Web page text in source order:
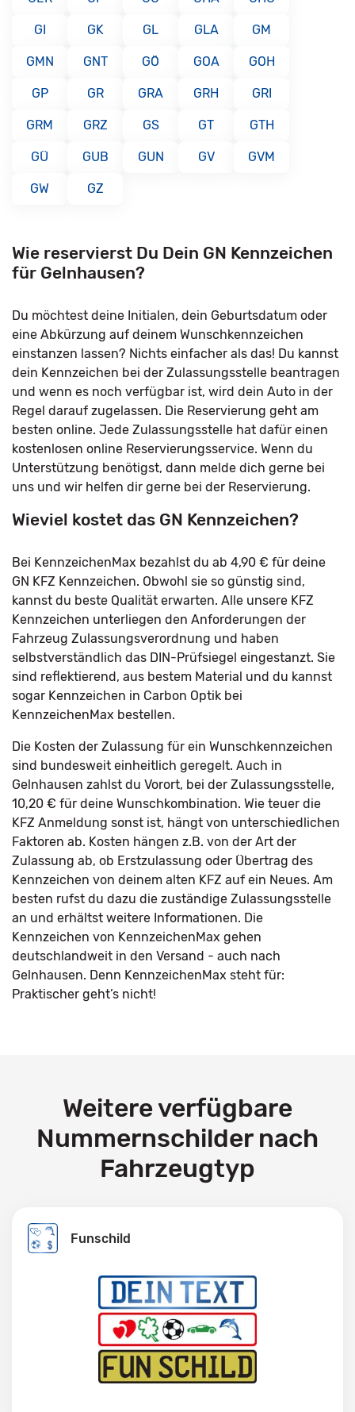
GI GK GL GLA GM
GMN GNT GÖ GOA GOH
GP GR GRA GRH GRI
GRM GRZ GS GT GTH
GÜ GUB GUN GV GVM
GW GZ
Wie reservierst Du Dein GN Kennzeichen
für Gelnhausen?
Du möchtest deine Initialen, dein Geburtsdatum oder
eine Abkürzung auf deinem Wunschkennzeichen
einstanzen lassen? Nichts einfacher als das! Du kannst
dein Kennzeichen bei der Zulassungsstelle beantragen
und wenn es noch verfügbar ist, wird dein Auto in der
Regel darauf zugelassen. Die Reservierung geht am
besten online. Jede Zulassungsstelle hat dafür einen
kostenlosen online Reservierungsservice. Wenn du
Unterstützung benötigst, dann melde dich gerne bei
uns und wir helfen dir gerne bei der Reservierung.
Wieviel kostet das GN Kennzeichen?
Bei KennzeichenMax bezahlst du ab 4,90 € für deine
GN KFZ Kennzeichen. Obwohl sie so günstig sind,
kannst du beste Qualität erwarten. Alle unsere KFZ
Kennzeichen unterliegen den Anforderungen der
Fahrzeug Zulassungsverordnung und haben
selbstverständlich das DIN-Prüfsiegel eingestanzt. Sie
sind reflektierend, aus bestem Material und du kannst
sogar Kennzeichen in Carbon Optik bei
KennzeichenMax bestellen.
Die Kosten der Zulassung für ein Wunschkennzeichen
sind bundesweit einheitlich geregelt. Auch in
Gelnhausen zahlst du Vorort, bei der Zulassungsstelle,
10,20 € für deine Wunschkombination. Wie teuer die
KFZ Anmeldung sonst ist, hängt von unterschiedlichen
Faktoren ab. Kosten hängen z.B. von der Art der
Zulassung ab, ob Erstzulassung oder Übertrag des
Kennzeichen von deinem alten KFZ auf ein Neues. Am
besten rufst du dazu die zuständige Zulassungsstelle
an und erhältst weitere Informationen. Die
Kennzeichen von KennzeichenMax gehen
deutschlandweit in den Versand - auch nach
Gelnhausen. Denn KennzeichenMax steht für:
Praktischer geht’s nicht!
Weitere verfügbare
Nummernschilder nach
Fahrzeugtyp
Funschild